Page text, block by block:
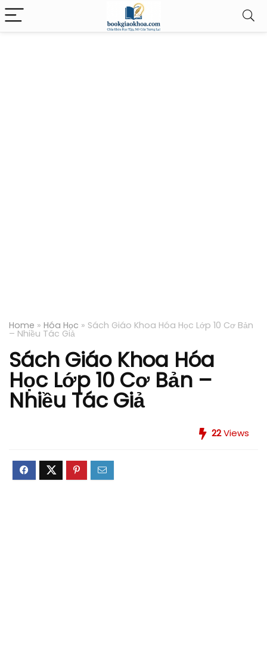
Home » Hóa Học » Sách Giáo Khoa Hóa Học Lớp 10 Cơ Bản
– Nhiều Tác Giả
Sách Giáo Khoa Hóa
Học Lớp 10 Cơ Bản –
Nhiều Tác Giả
22Views